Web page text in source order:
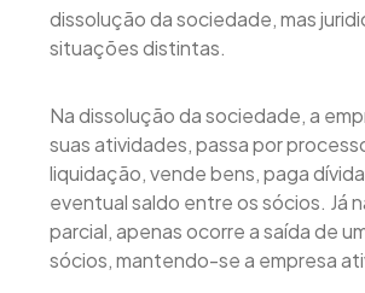
dissolução da sociedade, mas
situações distintas.
Na dissolução da sociedade, a
suas atividades, passa por
liquidação, vende bens, paga
eventual saldo entre os sócios. Já
parcial, apenas ocorre a saída de
sócios, mantendo-se a empresa